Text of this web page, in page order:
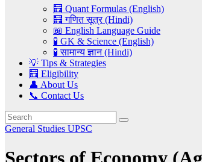
🧮 Quant Formulas (English)
🧮 गणित सूत्र (Hindi)
📖 English Language Guide
🧪 GK & Science (English)
🧪 सामान्य ज्ञान (Hindi)
💡 Tips & Strategies
🧮 Eligibility
👤 About Us
📞 Contact Us
General Studies UPSC